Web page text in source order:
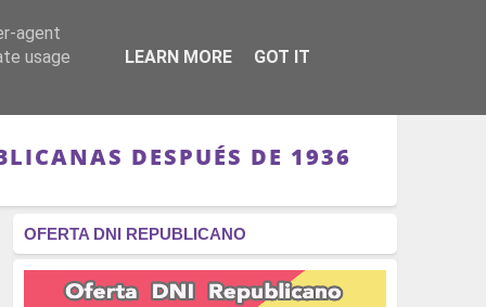
RÉGIMEN - MONARQUÍA
DESPUÉS DE 1936
OFERTA DNI REPUBLICANO
agent
usage
LEARN MORE GOT IT